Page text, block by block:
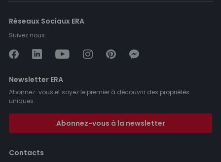
Réseaux Sociaux ERA
Suivez nous:
Newsletter ERA
Abonnez-vous et soyez le premier à découvrir des propriétés
uniques.
Abonnez-vous à la newsletter
Contacts